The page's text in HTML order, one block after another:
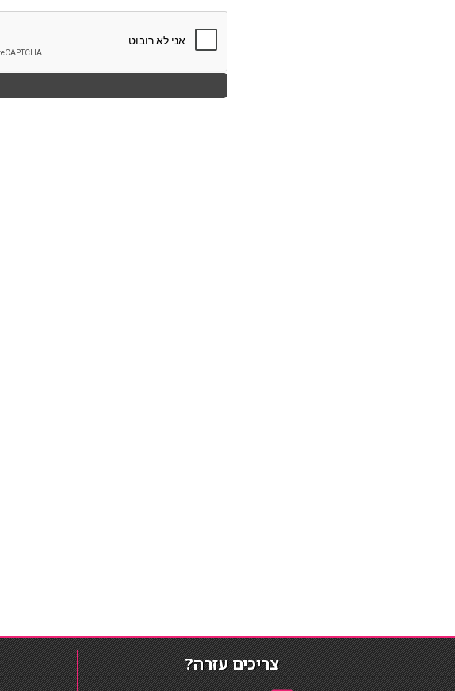
צריכים עזרה?